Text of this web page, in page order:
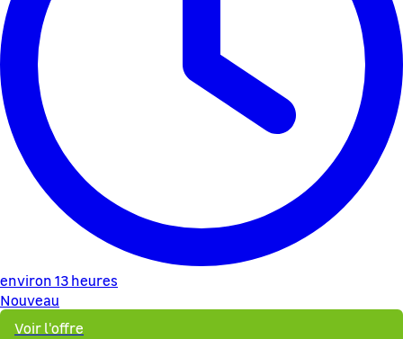
environ 13 heures
Nouveau
Voir l'offre